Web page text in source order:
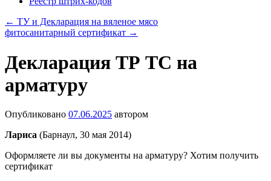
← ТУ и Декларация на вяленое мясо
фитосанитарный сертификат →
Декларация ТР ТС на
арматуру
Опубликовано 07.06.2025 автором
Лариса (Барнаул, 30 мая 2014)
Оформляете ли вы документы на арматуру? Хотим получить
сертификат